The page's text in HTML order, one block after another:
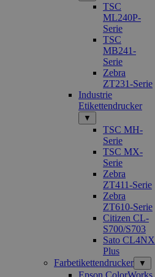
TSC
ML240P-
Serie
TSC
MB241-
Serie
Zebra
ZT231-Serie
Industrie
Etikettendrucker
▼
TSC MH-
Serie
TSC MX-
Serie
Zebra
ZT411-Serie
Zebra
ZT610-Serie
Citizen CL-
S700/S703
Sato CL4NX
Plus
Farbetikettendrucker
▼
Epson ColorWorks